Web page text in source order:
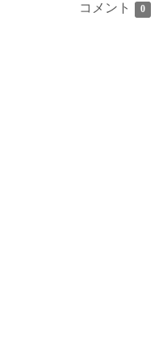
コメント 0